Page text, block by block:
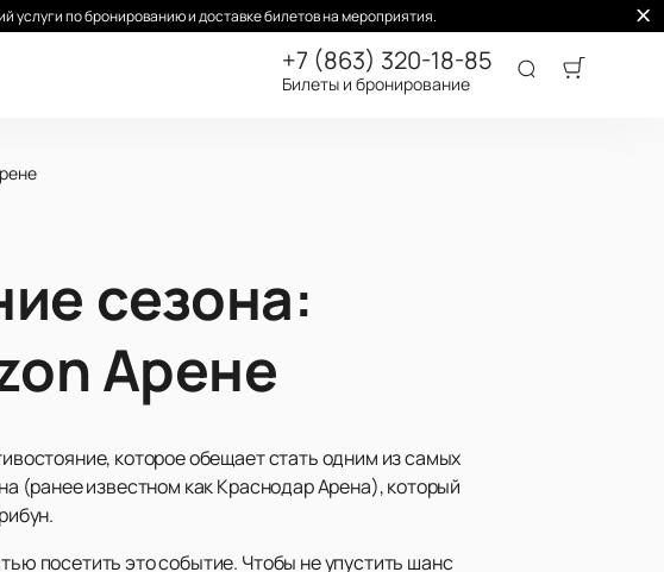
по бронированию и доставке билетов на мероприятия.
+7 (863) 320-18-85
Билеты и бронирование
сезона:
Арене
которое обещает стать одним из самых
(ранее известном как Краснодар Арена), который
посетить это событие. Чтобы не упустить шанс